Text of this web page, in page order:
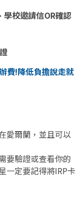
校邀請信OR確認
費!降低負擔說走就
愛爾蘭，並且可以
要驗證或查看你的
一定要記得將IRP卡